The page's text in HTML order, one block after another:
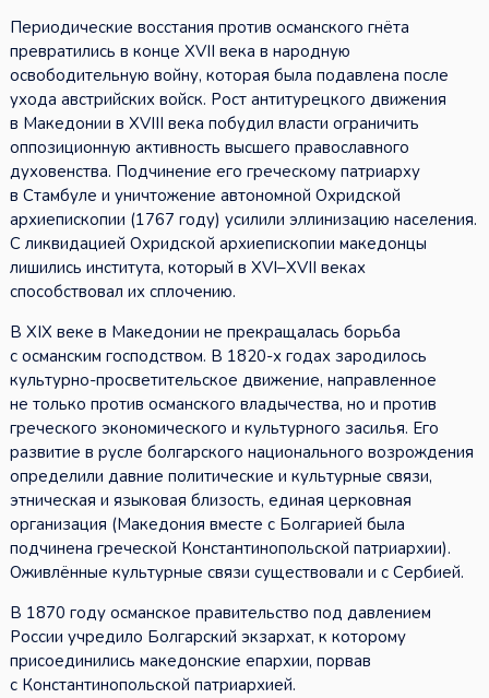
Периодические восстания против османского гнёта
превратились в конце XVII века в народную
освободительную войну, которая была подавлена после
ухода австрийских войск. Рост антитурецкого движения
в Македонии в XVIII века побудил власти ограничить
оппозиционную активность высшего православного
духовенства. Подчинение его греческому патриарху
в Стамбуле и уничтожение автономной Охридской
архиепископии (1767 году) усилили эллинизацию населения.
С ликвидацией Охридской архиепископии македонцы
лишились института, который в XVI–XVII веках
способствовал их сплочению.
В XIX веке в Македонии не прекращалась борьба
с османским господством. В 1820-х годах зародилось
культурно-просветительское движение, направленное
не только против османского владычества, но и против
греческого экономического и культурного засилья. Его
развитие в русле болгарского национального возрождения
определили давние политические и культурные связи,
этническая и языковая близость, единая церковная
организация (Македония вместе с Болгарией была
подчинена греческой Константинопольской патриархии).
Оживлённые культурные связи существовали и с Сербией.
В 1870 году османское правительство под давлением
России учредило Болгарский экзархат, к которому
присоединились македонские епархии, порвав
с Константинопольской патриархией.